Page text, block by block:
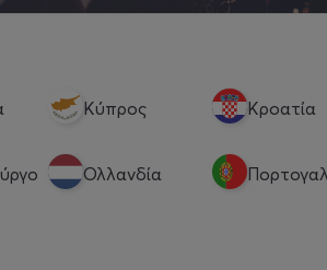
Κύπρος Κροατία
Ολλανδία